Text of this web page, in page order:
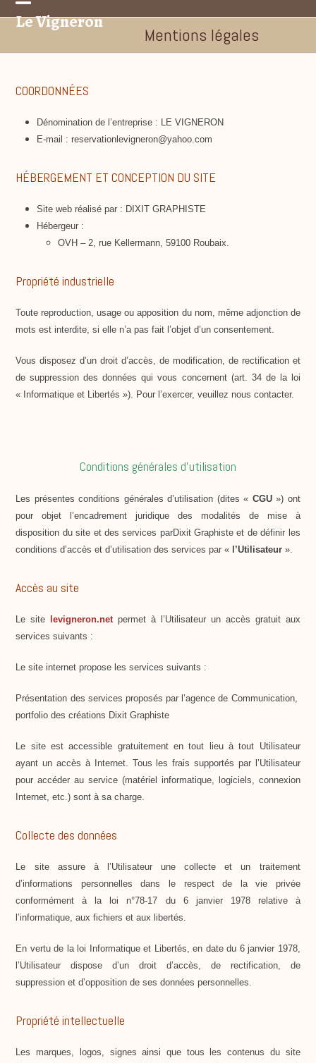
Skip
Le Vigneron
Open
Close
Mentions légales
COORDONNÉES
Dénomination de l’entreprise : LE VIGNERON
E-mail : reservationlevigneron@yahoo.com
HÉBERGEMENT ET CONCEPTION DU SITE
Site web réalisé par : DIXIT GRAPHISTE
Hébergeur :
OVH – 2, rue Kellermann, 59100 Roubaix.
Propriété industrielle
Toute reproduction, usage ou apposition du nom, même adjonction de
mots est interdite, si elle n’a pas fait l’objet d’un consentement.
Vous disposez d’un droit d’accès, de modification, de rectification et
de suppression des données qui vous concernent (art. 34 de la loi
« Informatique et Libertés »). Pour l’exercer, veuillez nous contacter.
Conditions générales d’utilisation
Les présentes conditions générales d’utilisation (dites « CGU») ont
pour objet l’encadrement juridique des modalités de mise à
disposition du site et des services parDixit Graphiste et de définir les
conditions d’accès et d’utilisation des services par « l’Utilisateur ».
Accès au site
Le site levigneron.netpermet à l’Utilisateur un accès gratuit aux
services suivants :
Le site internet propose les services suivants :
Présentation des services proposés par l’agence de Communication,
portfolio des créations Dixit Graphiste
Le site est accessible gratuitement en tout lieu à tout Utilisateur
ayant un accès à Internet. Tous les frais supportés par l’Utilisateur
pour accéder au service (matériel informatique, logiciels, connexion
Internet, etc.) sont à sa charge.
Collecte des données
Le site assure à l’Utilisateur une collecte et un traitement
d’informations personnelles dans le respect de la vie privée
conformément à la loi n°78-17 du 6 janvier 1978 relative à
l’informatique, aux fichiers et aux libertés.
En vertu de la loi Informatique et Libertés, en date du 6 janvier 1978,
l’Utilisateur dispose d’un droit d’accès, de rectification, de
suppression et d’opposition de ses données personnelles.
Propriété intellectuelle
Les marques, logos, signes ainsi que tous les contenus du site